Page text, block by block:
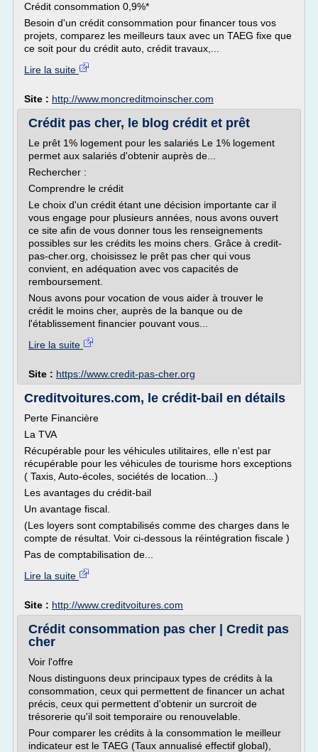
Crédit consommation 0,9%*
Besoin d'un crédit consommation pour financer tous vos
projets, comparez les meilleurs taux avec un TAEG fixe que
ce soit pour du crédit auto, crédit travaux,...
Lire la suite
Site : http://www.moncreditmoinscher.com
Crédit pas cher, le blog crédit et prêt
Le prêt 1% logement pour les salariés Le 1% logement
permet aux salariés d'obtenir auprès de...
Rechercher :
Comprendre le crédit
Le choix d'un crédit étant une décision importante car il
vous engage pour plusieurs années, nous avons ouvert
ce site afin de vous donner tous les renseignements
possibles sur les crédits les moins chers. Grâce à credit-
pas-cher.org, choisissez le prêt pas cher qui vous
convient, en adéquation avec vos capacités de
remboursement.
Nous avons pour vocation de vous aider à trouver le
crédit le moins cher, auprès de la banque ou de
l'établissement financier pouvant vous...
Lire la suite
Site : https://www.credit-pas-cher.org
Creditvoitures.com, le crédit-bail en détails
Perte Financière
La TVA
Récupérable pour les véhicules utilitaires, elle n'est par
récupérable pour les véhicules de tourisme hors exceptions
( Taxis, Auto-écoles, sociétés de location...)
Les avantages du crédit-bail
Un avantage fiscal.
(Les loyers sont comptabilisés comme des charges dans le
compte de résultat. Voir ci-dessous la réintégration fiscale )
Pas de comptabilisation de...
Lire la suite
Site : http://www.creditvoitures.com
Crédit consommation pas cher | Credit pas
cher
Voir l'offre
Nous distinguons deux principaux types de crédits à la
consommation, ceux qui permettent de financer un achat
précis, ceux qui permettent d'obtenir un surcroit de
trésorerie qu'il soit temporaire ou renouvelable.
Pour comparer les crédits à la consommation le meilleur
indicateur est le TAEG (Taux annualisé effectif global),